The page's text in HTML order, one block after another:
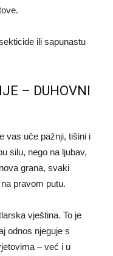
ili sapunastu
– DUHOVNI
vas uče pažnji, tišini i
silu, nego na ljubav,
grana, svaki
pravom putu.
vještina. To je
odnos njeguje s
– već i u